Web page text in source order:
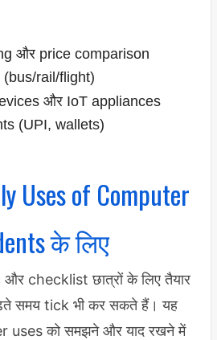
और price comparison
rail/flight)
और IoT appliances
(UPI, wallets)
Uses of Computer
के लिए
checklist छात्रों के लिए तैयार
समय tick भी कर सकते हैं। यह
uses को समझने और याद रखने में